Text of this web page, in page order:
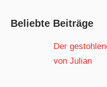
Beliebte Beiträge
Der
von Julian